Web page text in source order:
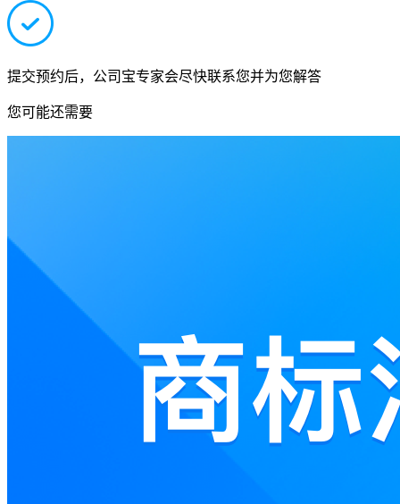
提交预约后，公司宝专家会尽快联系您并为您解答
您可能还需要